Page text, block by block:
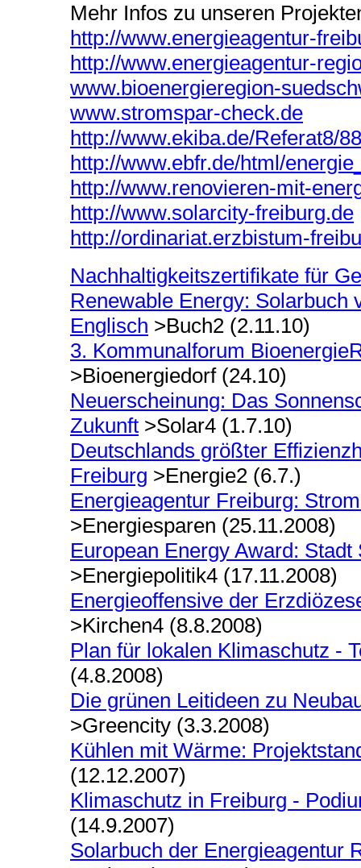
Mehr Infos zu unseren
http://www.energieagentur-
http://www.energieagentur-
www.bioenergieregion-
www.stromspar-check.de
http://www.ekiba.de/Referat8/
http://www.ebfr.de/html/
http://www.renovieren-mit-
http://www.solarcity-freiburg.de
http://ordinariat.erzbistum-
Nachhaltigkeitszertifikate für
Renewable Energy: Solarbuch
Englisch >Buch2 (2.11.10)
3. Kommunalforum
>Bioenergiedorf (24.10)
Neuerscheinung: Das
Zukunft >Solar4 (1.7.10)
Deutschlands größter
Freiburg >Energie2 (6.7.)
Energieagentur Freiburg:
>Energiesparen (25.11.2008)
European Energy Award: Stadt
>Energiepolitik4 (17.11.2008)
Energieoffensive der
>Kirchen4 (8.8.2008)
Plan für lokalen Klimaschutz -
(4.8.2008)
Die grünen Leitideen zu
>Greencity (3.3.2008)
Kühlen mit Wärme:
(12.12.2007)
Klimaschutz in Freiburg -
(14.9.2007)
Solarbuch der Energieagentur